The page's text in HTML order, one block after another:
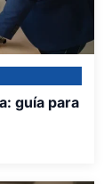
guía para